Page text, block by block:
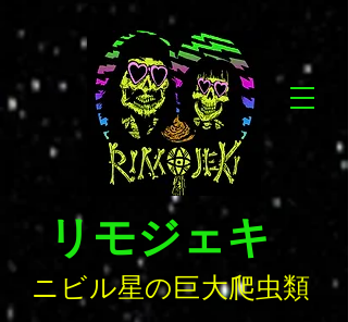
リモジェキ
ニビル星の巨大爬虫類